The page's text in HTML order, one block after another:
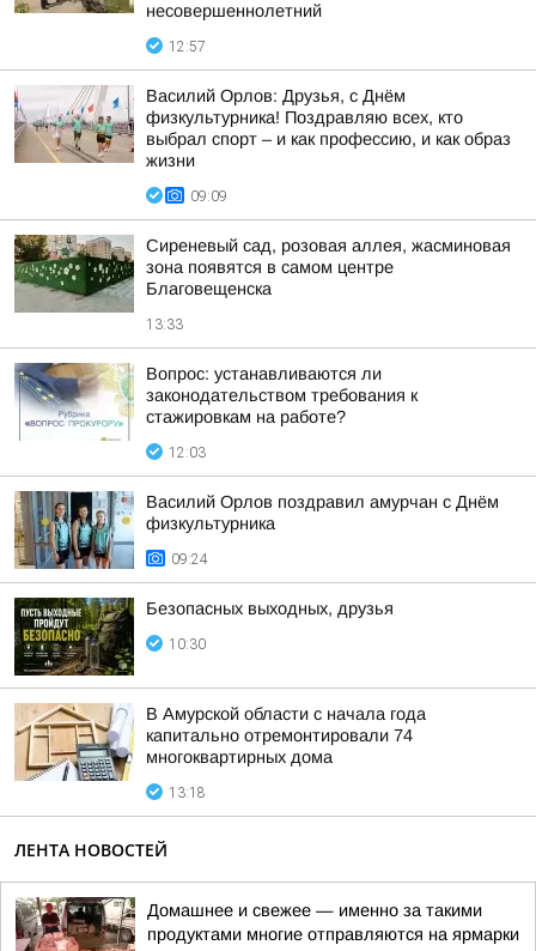
несовершеннолетний
12:57
Василий Орлов: Друзья, с Днём
физкультурника! Поздравляю всех, кто
выбрал спорт – и как профессию, и как образ
жизни
09:09
Сиреневый сад, розовая аллея, жасминовая
зона появятся в самом центре
Благовещенска
13:33
Вопрос: устанавливаются ли
законодательством требования к
стажировкам на работе?
12:03
Василий Орлов поздравил амурчан с Днём
физкультурника
09:24
Безопасных выходных, друзья
10:30
В Амурской области с начала года
капитально отремонтировали 74
многоквартирных дома
13:18
ЛЕНТА НОВОСТЕЙ
Домашнее и свежее — именно за такими
продуктами многие отправляются на ярмарки